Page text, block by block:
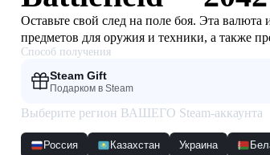
Оставьте свой след на поле боя. Эта
предметов для оружия и техники, а также
Способ получения
Steam Gift
Подарком в Steam
Выберите регион ВАШЕГО Steam-аккаунта
Россия Казахстан Украина